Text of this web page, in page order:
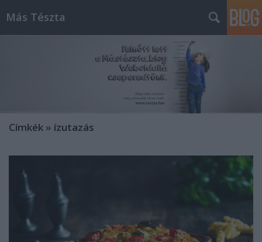
Más Tészta
Címkék » ízutazás